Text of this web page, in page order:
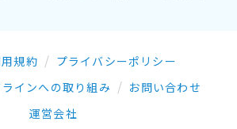
規約
プライバシーポリシー
インへの取り組み
お問い合わせ
運営会社